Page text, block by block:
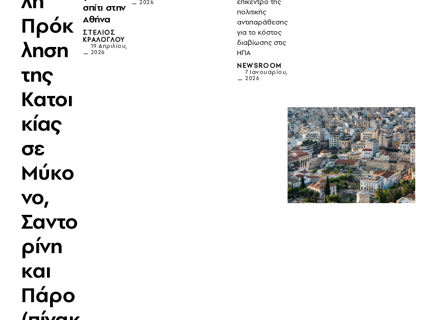
Πρόκ
ληση
της
Κατοι
κίας
σε
Μύκο
νο,
Σαντο
ρίνη
και
Πάρο
σπίτι στην
Αθήνα
ΣΤΈΛΙΟΣ
ΚΡΆΛΟΓΛΟΥ
19 Απριλίου,
2026
2026
πολιτικής
αντιπαράθεσης
για το κόστος
διαβίωσης στις
ΗΠΑ
NEWSROOM
7 Ιανουαρίου,
2026